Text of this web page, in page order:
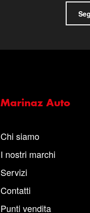
Marinaz Auto
Chi siamo
I nostri marchi
Servizi
Contatti
Punti vendita